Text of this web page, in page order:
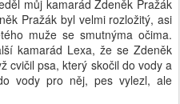
můj kamarád Zdeněk Pražák
Pražák byl velmi rozložitý, asi
muže se smutnýma očima.
kamarád Lexa, že se Zdeněk
cvičil psa, který skočil do vody a
vody pro něj, pes vylezl, ale